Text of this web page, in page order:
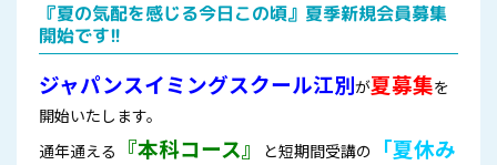
『夏の気配を感じる今日この頃』夏季新規会員募集
開始です!!
ジャパンスイミングスクール江別が夏募集を
開始いたします。
通年通える
『本科コース』 と短期間受講の
「夏休み